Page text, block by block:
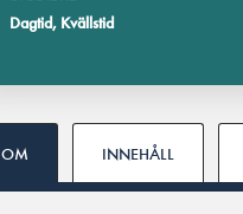
Dagtid, Kvällstid
OM INNEHÅLL